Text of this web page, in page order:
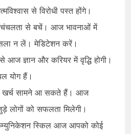
से विरोधी पस्त होंगे।
चंचलता से बचें। आज भावनाओं में
न लें। मेडिटेशन करें।
आज ज्ञान और करियर में वृद्धि होगी।
योग हैं।
खर्च सामने आ सकते हैं। आज
लोगों को सफलता मिलेगी।
स्किल आज आपको कोई